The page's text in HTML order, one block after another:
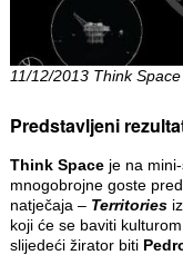
11/12/2013 Think Space
Predstavljeni
Think Spaceje na mini-
mnogobrojne goste
natječaja – Territoriesiz
koji će se baviti
slijedeći žirator biti